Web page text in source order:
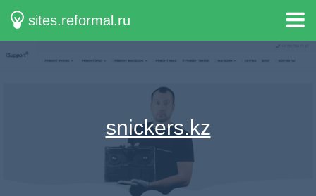
sites.reformal.ru
snickers.kz